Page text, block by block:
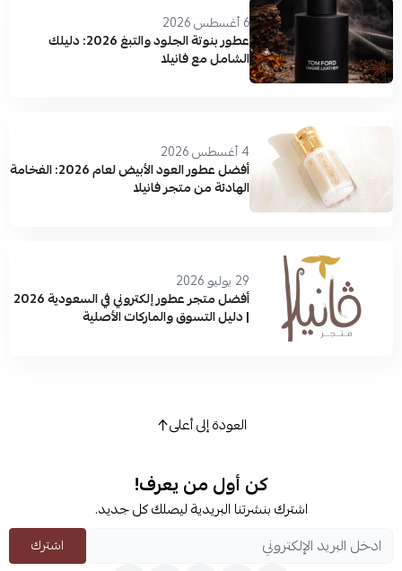
6 أغسطس 2026
عطور بنوتة الجلود والتبغ 2026: دليلك
الشامل مع فانيلا
4 أغسطس 2026
أفضل عطور العود الأبيض لعام 2026: الفخامة
الهادئة من متجر فانيلا
29 يوليو 2026
أفضل متجر عطور إلكتروني في السعودية 2026
| دليل التسوق والماركات الأصلية
العودة إلى أعلى
كن أول من يعرف!
اشترك بنشرتنا البريدية ليصلك كل جديد.
اشترك